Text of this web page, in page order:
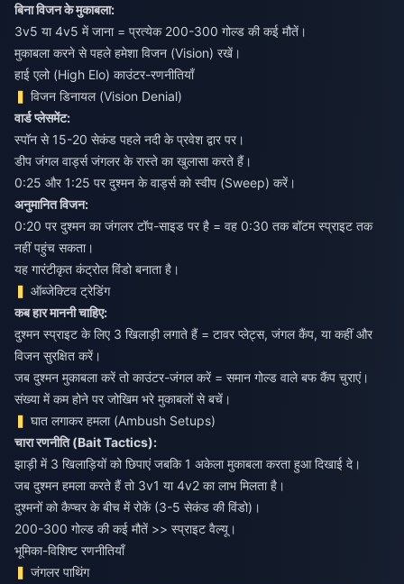
बिना विजन के मुकाबला:
3v5 या 4v5 में जाना = प्रत्येक 200-300 गोल्ड की कई मौतें।
मुकाबला करने से पहले हमेशा विजन (Vision) रखें।
हाई एलो (High Elo) काउंटर-रणनीतियाँ
विजन डिनायल (Vision Denial)
वार्ड प्लेसमेंट:
स्पॉन से 15-20 सेकंड पहले नदी के प्रवेश द्वार पर।
डीप जंगल वार्ड्स जंगलर के रास्ते का खुलासा करते हैं।
0:25 और 1:25 पर दुश्मन के वार्ड्स को स्वीप (Sweep) करें।
अनुमानित विजन:
0:20 पर दुश्मन का जंगलर टॉप-साइड पर है = वह 0:30 तक बॉटम स्प्राइट तक
नहीं पहुंच सकता।
यह गारंटीकृत कंट्रोल विंडो बनाता है।
ऑब्जेक्टिव ट्रेडिंग
कब हार माननी चाहिए:
दुश्मन स्प्राइट के लिए 3 खिलाड़ी लगाते हैं = टावर प्लेट्स, जंगल कैंप, या कहीं और
विजन सुरक्षित करें।
जब दुश्मन मुकाबला करें तो काउंटर-जंगल करें = समान गोल्ड वाले बफ कैंप चुराएं।
संख्या में कम होने पर जोखिम भरे मुकाबलों से बचें।
घात लगाकर हमला (Ambush Setups)
चारा रणनीति (Bait Tactics):
झाड़ी में 3 खिलाड़ियों को छिपाएं जबकि 1 अकेला मुकाबला करता हुआ दिखाई दे।
जब दुश्मन हमला करते हैं तो 3v1 या 4v2 का लाभ मिलता है।
दुश्मनों को कैप्चर के बीच में रोकें (3-5 सेकंड की विंडो)।
200-300 गोल्ड की कई मौतें >> स्प्राइट वैल्यू।
भूमिका-विशिष्ट रणनीतियाँ
जंगलर पाथिंग